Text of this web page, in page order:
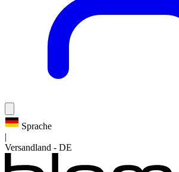
Sprache
|
Versandland - DE